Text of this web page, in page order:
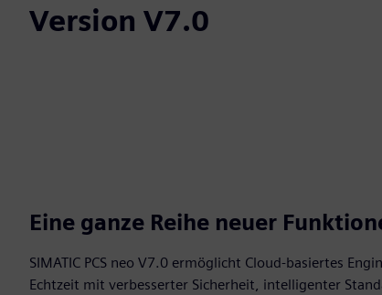
Version V7.0
Eine ganze Reihe neuer
SIMATIC PCS neo V7.0 ermöglicht Cloud-basiertes
Echtzeit mit verbesserter Sicherheit, intelligenter